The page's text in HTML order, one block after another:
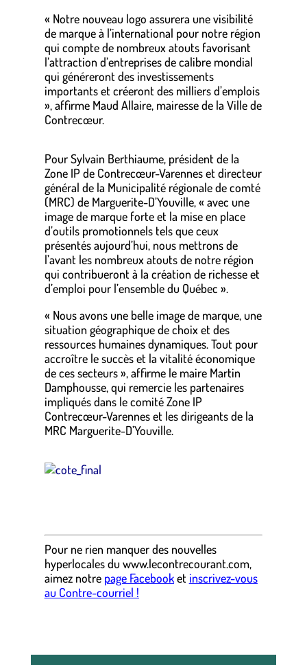
« Notre nouveau logo assurera une visibilité
de marque à l’international pour notre région
qui compte de nombreux atouts favorisant
l’attraction d’entreprises de calibre mondial
qui généreront des investissements
importants et créeront des milliers d’emplois
», affirme Maud Allaire, mairesse de la Ville de
Contrecœur.
Pour Sylvain Berthiaume, président de la
Zone IP de Contrecœur-Varennes et directeur
général de la Municipalité régionale de comté
(MRC) de Marguerite-D’Youville, « avec une
image de marque forte et la mise en place
d’outils promotionnels tels que ceux
présentés aujourd’hui, nous mettrons de
l’avant les nombreux atouts de notre région
qui contribueront à la création de richesse et
d’emploi pour l’ensemble du Québec ».
« Nous avons une belle image de marque, une
situation géographique de choix et des
ressources humaines dynamiques. Tout pour
accroître le succès et la vitalité économique
de ces secteurs », affirme le maire Martin
Damphousse, qui remercie les partenaires
impliqués dans le comité Zone IP
Contrecœur-Varennes et les dirigeants de la
MRC Marguerite-D’Youville.
Pour ne rien manquer des nouvelles
hyperlocalesdu www.lecontrecourant.com,
aimez notre page Facebooket inscrivez-vous
au Contre-courriel !